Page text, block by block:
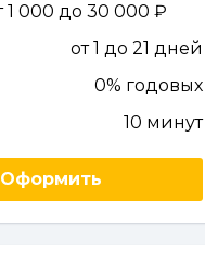
1 000 до 30 000
от 1 до 21 дней
0% годовых
10 минут
Оформить